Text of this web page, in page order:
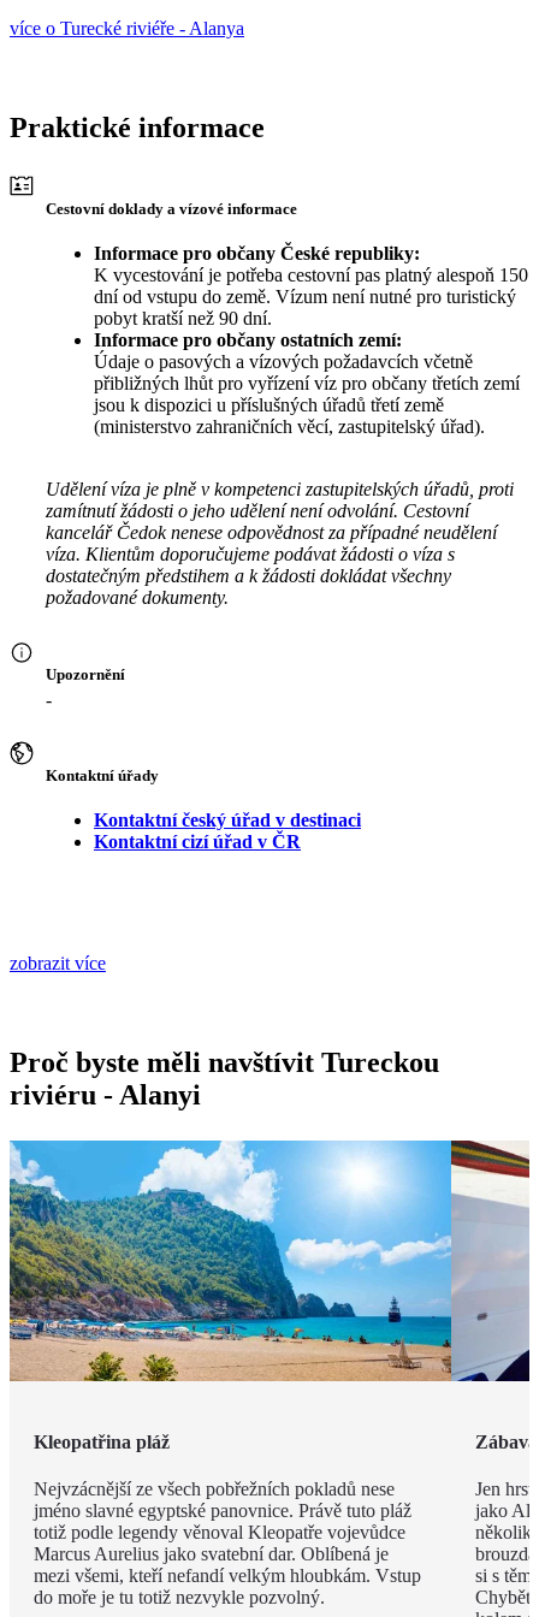
více o Turecké riviéře - Alanya
Praktické informace
Cestovní doklady a vízové informace
Informace pro občany České republiky:
K vycestování je potřeba cestovní pas platný alespoň 150
dní od vstupu do země. Vízum není nutné pro turistický
pobyt kratší než 90 dní.
Informace pro občany ostatních zemí:
Údaje o pasových a vízových požadavcích včetně
přibližných lhůt pro vyřízení víz pro občany třetích zemí
jsou k dispozici u příslušných úřadů třetí země
(ministerstvo zahraničních věcí, zastupitelský úřad).
Udělení víza je plně v kompetenci zastupitelských úřadů, proti
zamítnutí žádosti o jeho udělení není odvolání. Cestovní
kancelář Čedok nenese odpovědnost za případné neudělení
víza. Klientům doporučujeme podávat žádosti o víza s
dostatečným předstihem a k žádosti dokládat všechny
požadované dokumenty.
Upozornění
-
Kontaktní úřady
Kontaktní český úřad v destinaci
Kontaktní cizí úřad v ČR
zobrazit více
Proč byste měli navštívit Tureckou
riviéru - Alanyi
Kleopatřina pláž
Nejvzácnější ze všech pobřežních pokladů nese
jméno slavné egyptské panovnice. Právě tuto pláž
totiž podle legendy věnoval Kleopatře vojevůdce
Marcus Aurelius jako svatební dar. Oblíbená je
mezi všemi, kteří nefandí velkým hloubkám. Vstup
do moře je tu totiž nezvykle pozvolný.
Jen
jako
si s
Chybět